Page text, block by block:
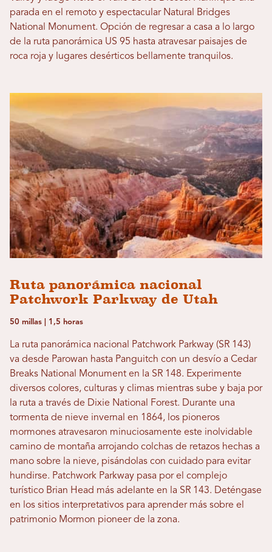
parada en el remoto y espectacular Natural Bridges
National Monument. Opción de regresar a casa a lo largo
de la ruta panorámica US 95 hasta atravesar paisajes de
roca roja y lugares desérticos bellamente tranquilos.
Ruta panorámica nacional
Patchwork Parkway de Utah
50 millas | 1,5 horas
La ruta panorámica nacional Patchwork Parkway (SR 143)
va desde Parowan hasta Panguitch con un desvío a Cedar
Breaks National Monument en la SR 148. Experimente
diversos colores, culturas y climas mientras sube y baja por
la ruta a través de Dixie National Forest. Durante una
tormenta de nieve invernal en 1864, los pioneros
mormones atravesaron minuciosamente este inolvidable
camino de montaña arrojando colchas de retazos hechas a
mano sobre la nieve, pisándolas con cuidado para evitar
hundirse. Patchwork Parkway pasa por el complejo
turístico Brian Head más adelante en la SR 143. Deténgase
en los sitios interpretativos para aprender más sobre el
patrimonio Mormon pioneer de la zona.